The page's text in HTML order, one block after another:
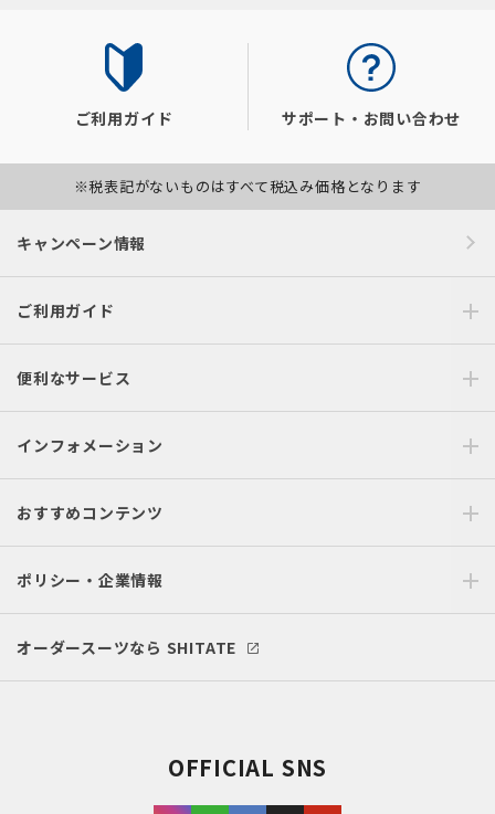
ご利用ガイド サポート・お問い合わせ
※税表記がないものはすべて税込み価格となります
キャンペーン情報
ご利用ガイド
便利なサービス
インフォメーション
おすすめコンテンツ
ポリシー・企業情報
オーダースーツなら SHITATE
OFFICIAL SNS